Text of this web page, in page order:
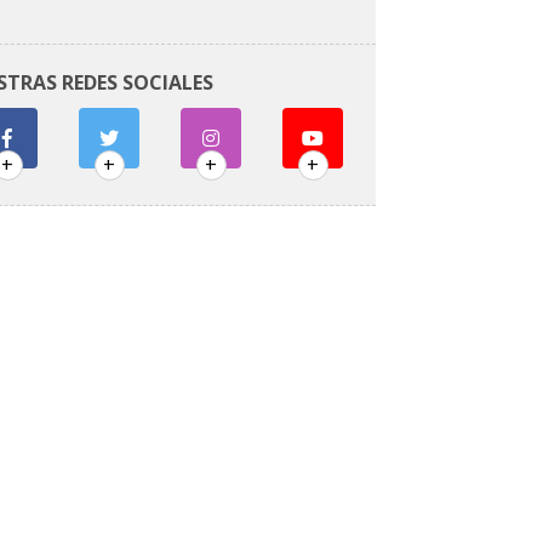
REDES SOCIALES
+ + + +